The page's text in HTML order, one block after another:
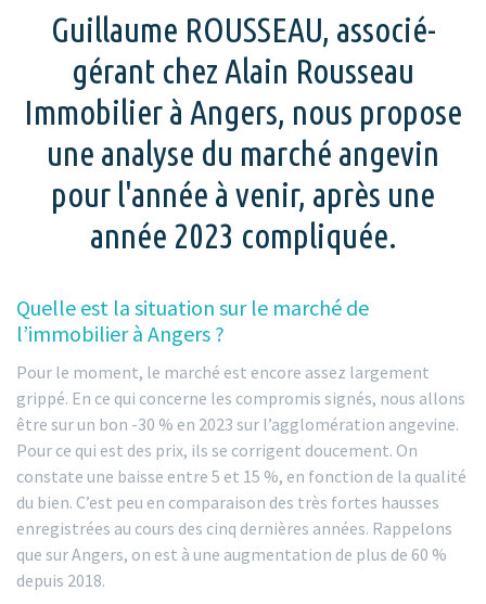
Guillaume ROUSSEAU, associé-
gérant chez Alain Rousseau
Immobilier à Angers, nous propose
une analyse du marché angevin
pour l'année à venir, après une
année 2023 compliquée.
Quelle est la situation sur le marché de
l’immobilier à Angers ?
Pour le moment, le marché est encore assez largement
grippé. En ce qui concerne les compromis signés, nous allons
être sur un bon -30 % en 2023 sur l’agglomération angevine.
Pour ce qui est des prix, ils se corrigent doucement. On
constate une baisse entre 5 et 15 %, en fonction de la qualité
du bien. C’est peu en comparaison des très fortes hausses
enregistrées au cours des cinq dernières années. Rappelons
que sur Angers, on est à une augmentation de plus de 60 %
depuis 2018.